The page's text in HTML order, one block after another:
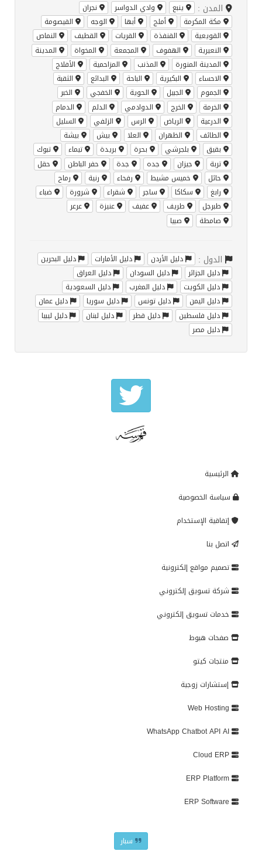
المدن : ينبع وادي الدواسر
نجران
مكة المكرمة
أملج أبها الوجه
القيصومة
القويعية
القنفذة القريات القطيف
النماص
النعيرية
الهفوف المجمعة المخواة
المدينة
المدينة المنورة
المذنب المزاحمية
الأفلاج
الاحساء
البكيرية الباحة البدائع
الثقبة
الجموم
الجبيل الحوية الخفجي
الخبر
الخرمة
الخرج الدوادمي الدلم
الدمام
الدرعية
الرياض الرس الزلفي
السليل
الطائف
الظهران العلا بيش
بيشة
بقيق
بلجرشي بحرة بريدة تيماء
تبوك
تربة
جيزان جده جدة حفر الباطن
حقل
حائل
خميس مشيط رفحاء رنية
رماح
رابغ
سكاكا ساجر شقراء شرورة
ضباء
طبرجل
طريف عفيف عنيزة
عرعر
صامطة
صبيا
الدول : دليل الأردن دليل الأمارات
دليل البحرين
دليل الجزائر
دليل السودان
دليل العراق
دليل الكويت
دليل المغرب
دليل السعودية
دليل اليمن
دليل تونس دليل سوريا
دليل عمان
دليل فلسطين
دليل قطر دليل لبنان
دليل ليبيا
دليل مصر
الرئيسية
سياسة الخصوصية
إتفاقية الإستخدام
اتصل بنا
تصميم مواقع إلكترونية
شركة تسويق إلكتروني
خدمات تسويق إلكتروني
صفحات هبوط
منتجات كيتو
إستشارات زوجية
سبار